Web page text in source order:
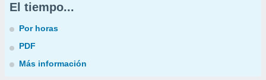
El tiempo...
Por horas
PDF
Más información